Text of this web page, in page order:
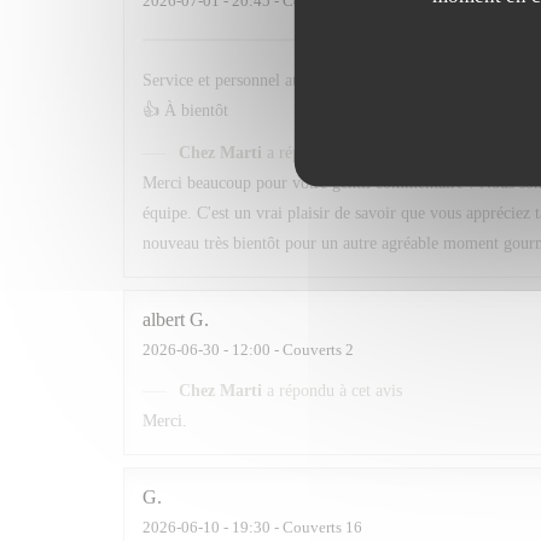
Service et personnel au top . Quand au menu le choix
👍 À bientôt
Chez Marti a répondu à cet avis
Merci beaucoup pour votre gentil commentaire ! Nous
équipe. C'est un vrai plaisir de savoir que vous
nouveau très bientôt pour un autre agréable moment
albert G
2026-06-30 - 12:00 - Couverts 2
Chez Marti a répondu à cet avis
Merci.
G
2026-06-10 - 19:30 - Couverts 16